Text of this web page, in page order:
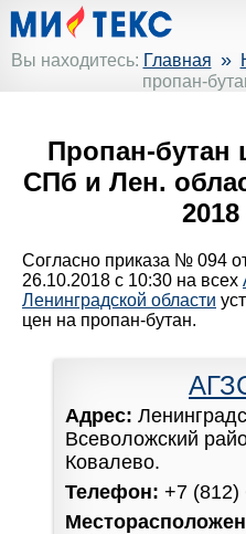
Вы находитесь: Главная »
пропан-
Пропан-бутан
СПб и Лен.
2018
Согласно приказа № 094
26.10.2018 с 10:30 на всех
Ленинградской области
цен на пропан-бутан.
Адрес:
Всеволожский
Ковалево.
Телефон: +7 (812)